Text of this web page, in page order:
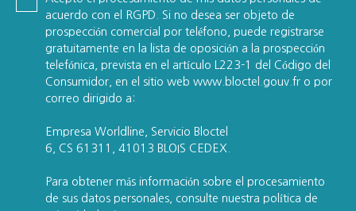
acuerdo con el RGPD. Si no desea ser objeto de
prospección comercial por teléfono, puede registrarse
gratuitamente en la lista de oposición a la prospección
telefónica, prevista en el artículo L223-1 del Código del
Consumidor, en el sitio web www.bloctel.gouv.fr o por
correo dirigido a:
Empresa Worldline, Servicio Bloctel
6, CS 61311, 41013 BLOIS CEDEX.
Para obtener más información sobre el procesamiento
de sus datos personales, consulte nuestra política de